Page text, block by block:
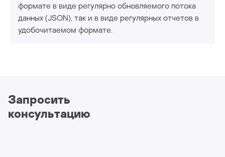
формате в виде регулярно обновляемого потока
данных (JSON), так и в виде регулярных отчетов в
удобочитаемом формате.
Запросить
консультацию